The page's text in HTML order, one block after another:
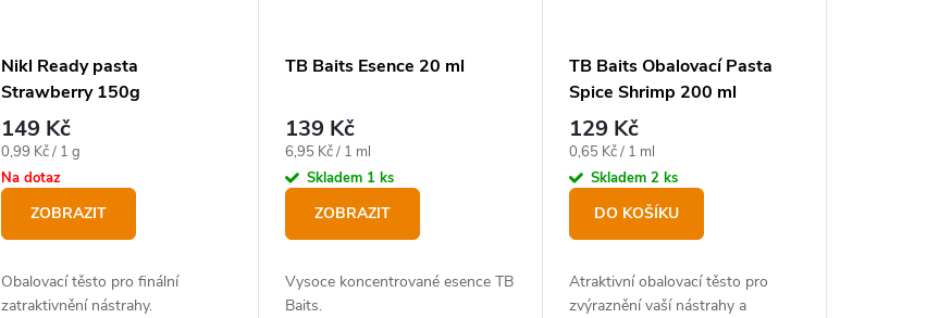
Nikl Ready pasta
Strawberry 150g
149 Kč
Měrná
cena:
0,99 Kč / 1 g
Na dotaz
ZOBRAZIT
Obalovací těsto pro finální
zatraktivnění nástrahy.
TB Baits Esence 20 ml
139 Kč
Měrná
cena:
6,95 Kč / 1 ml
Skladem 1 ks
ZOBRAZIT
Vysoce koncentrované esence TB
Baits.
TB Baits Obalovací Pasta
Spice Shrimp 200 ml
129 Kč
Měrná
cena:
0,65 Kč / 1 ml
Skladem 2 ks
DO KOŠÍKU
Atraktivní obalovací těsto pro
zvýraznění vaší nástrahy a